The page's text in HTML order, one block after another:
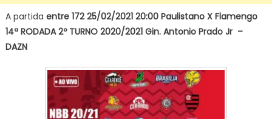
A partida entre 172 25/02/2021 20:00 Paulistano X Flamengo
14ª RODADA 2º TURNO 2020/2021 Gin. Antonio Prado Jr –
DAZN